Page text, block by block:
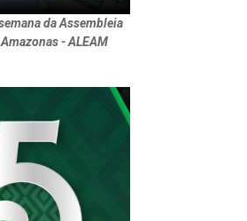
da Assembleia
- ALEAM